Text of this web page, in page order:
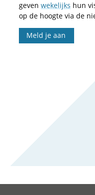
geven wekelijks hun
op de hoogte via de
Meld je aan